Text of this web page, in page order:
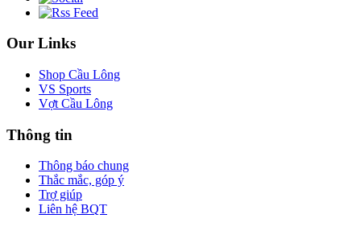
Our Links
Shop Cầu Lông
VS Sports
Vợt Cầu Lông
Thông tin
Thông báo chung
Thắc mắc, góp ý
Trợ giúp
Liên hệ BQT